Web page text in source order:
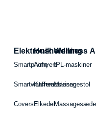
Elektronik
Smartphone
Smartwatches
Covers
Husholdning
Airfryers
Kaffemaskiner
Elkedel
Wellness
IPL-maskiner
Massagestol
Massagesæde